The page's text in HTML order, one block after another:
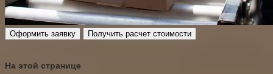
Оформить заявку Получить расчет стоимости
На этой странице